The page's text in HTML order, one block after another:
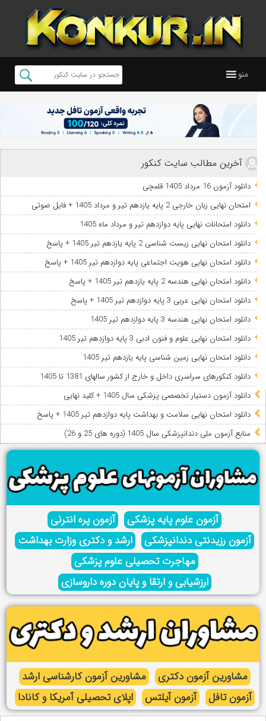
منو
آخرین مطالب سایت کنکور
دانلود آزمون 16 مرداد 1405 قلمچی
امتحان نهایی زبان خارجی 2 پایه یازدهم تیر و مرداد 1405 + فایل صوتی
دانلود امتحانات نهایی پایه دوازدهم تیر و مرداد ماه 1405
دانلود امتحان نهایی زیست شناسی 2 پایه یازدهم تیر 1405 + پاسخ
دانلود امتحان نهایی هویت اجتماعی پایه دوازدهم تیر 1405 + پاسخ
دانلود امتحان نهایی هندسه 2 پایه یازدهم تیر 1405 + پاسخ
دانلود امتحان نهایی عربی 3 پایه دوازدهم تیر 1405 + پاسخ
دانلود امتحان نهایی هندسه 3 پایه دوازدهم تیر 1405
دانلود امتحان نهایی علوم و فنون ادبی 3 پایه دوازدهم تیر 1405
دانلود امتحان نهایی زمین شناسی پایه یازدهم تیر 1405
دانلود کنکورهای سراسری داخل و خارج از کشور سالهای 1381 تا 1405
دانلود آزمون دستیار تخصصی پزشکی سال 1405 + کلید نهایی
دانلود امتحان نهایی سلامت و بهداشت پایه دوازدهم تیر 1405 + پاسخ
ﻣﻨﺎﺑﻊ آزﻣﻮن ﻣﻠﯽ دندانپزشکی سال 1405 (دوره های 25 و 26)
آزمون علوم پایه پزشکی
آزمون پره انترنی
آزمون رزیدنتی دندانپزشکی
ارشد و دکتری وزارت بهداشت
مهاجرت تحصیلی علوم پزشکی
ارزشیابی و ارتقا و پایان دوره داروسازی
مشاورین آزمون دکتری
مشاورین آزمون کارشناسی ارشد
آزمون تافل
آزمون آیلتس اپلای تحصیلی آمریکا و کانادا